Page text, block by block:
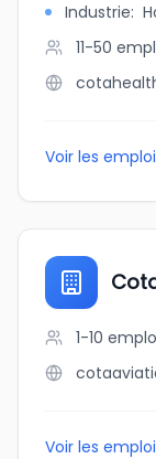
Industrie:
11-50
Voir les
1-10
Voir les